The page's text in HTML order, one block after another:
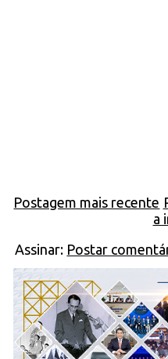
Postagem mais recente
a
Assinar: Postar